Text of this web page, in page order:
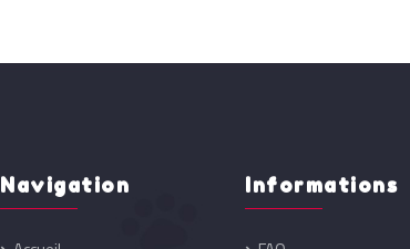
Navigation Informations